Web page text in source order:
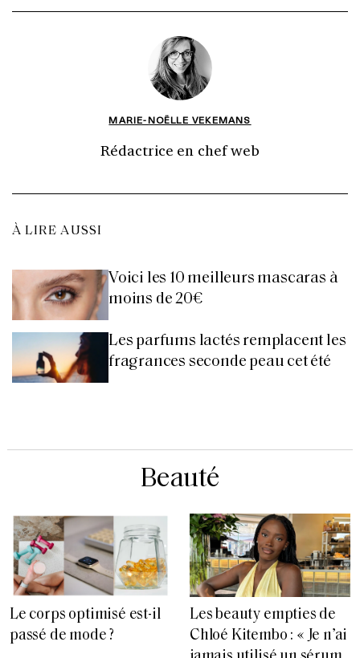
MARIE-NOËLLE VEKEMANS
Rédactrice en chef web
À LIRE AUSSI
Voici les 10 meilleurs mascaras à
moins de 20€
Les parfums lactés remplacent les
fragrances seconde peau cet été
Beauté
Le corps optimisé est-il
passé de mode ?
Les beauty empties de
Chloé Kitembo : « Je n’ai